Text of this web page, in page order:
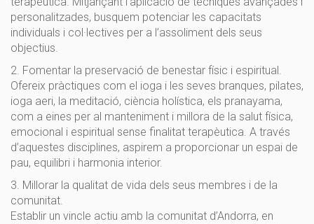
personalitzades, busquem potenciar les capacitats
individuals i col·lectives per a l’assoliment dels seus
objectius.
2. Fomentar la preservació de benestar físic i espiritual.
Ofereix pràctiques com el ioga i les seves branques, pilates,
ioga aeri, la meditació, ciència holística, els pranayama,
com a eines per al manteniment i millora de la salut física,
emocional i espiritual sense finalitat terapèutica. A través
d’aquestes disciplines, aspirem a proporcionar un espai de
pau, equilibri i harmonia interior.
3. Millorar la qualitat de vida dels seus membres i de la
comunitat.
Establir un vincle actiu amb la comunitat d’Andorra, en